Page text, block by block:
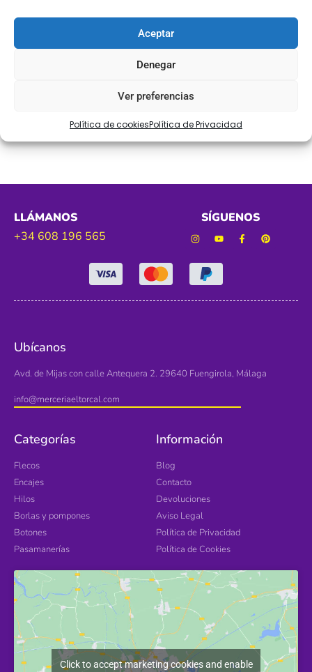
Aceptar
Denegar
Ver preferencias
Política de cookiesPolítica de Privacidad
Encajes de nylon terminación ondas
Ref. NILFIN
LLÁMANOS
+34 608 196 565
SÍGUENOS
Ubícanos
Avd. de Mijas con calle Antequera 2. 29640 Fuengirola, Málaga
info@merceriaeltorcal.com
Categorías
Flecos
Encajes
Hilos
Borlas y pompones
Botones
Pasamanerías
Información
Blog
Contacto
Devoluciones
Aviso Legal
Política de Privacidad
Política de Cookies
Click to accept marketing cookies and enable